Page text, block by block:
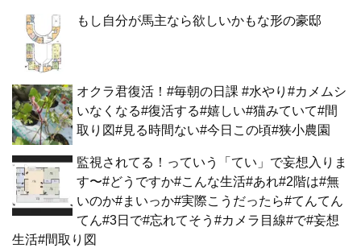
もし自分が馬主なら欲しいかもな形の豪邸
オクラ君復活！#毎朝の日課 #水やり#カメムシ
いなくなる#復活する#嬉しい#猫みていて#間
取り図#見る時間ない#今日この頃#狭小農園
監視されてる！っていう「てい」で妄想入りま
す〜#どうですか#こんな生活#あれ#2階は#無
いのか#まいっか#実際こうだったら#てんてん
てん#3日で#忘れてそう#カメラ目線#で#妄想
生活#間取り図